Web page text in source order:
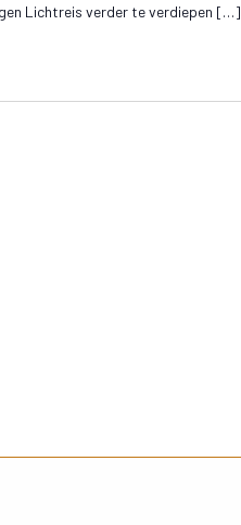
Lichtreis verder te verdiepen […]